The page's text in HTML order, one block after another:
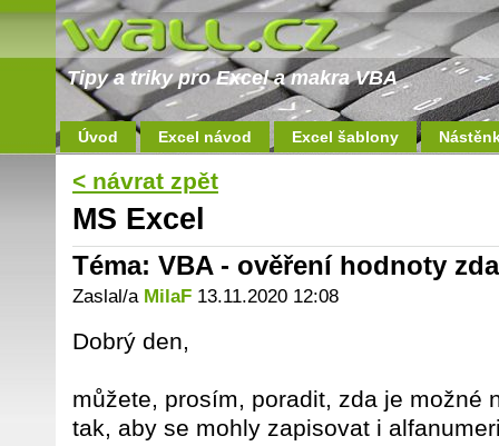
Tipy a triky pro Excel a makra VBA
Úvod Excel návod Excel šablony
< návrat zpět
MS Excel
Téma: VBA - ověření hodnoty
Zaslal/a MilaF 13.11.2020 12:08
Dobrý den,
můžete, prosím, poradit, zda je možné
tak, aby se mohly zapisovat i